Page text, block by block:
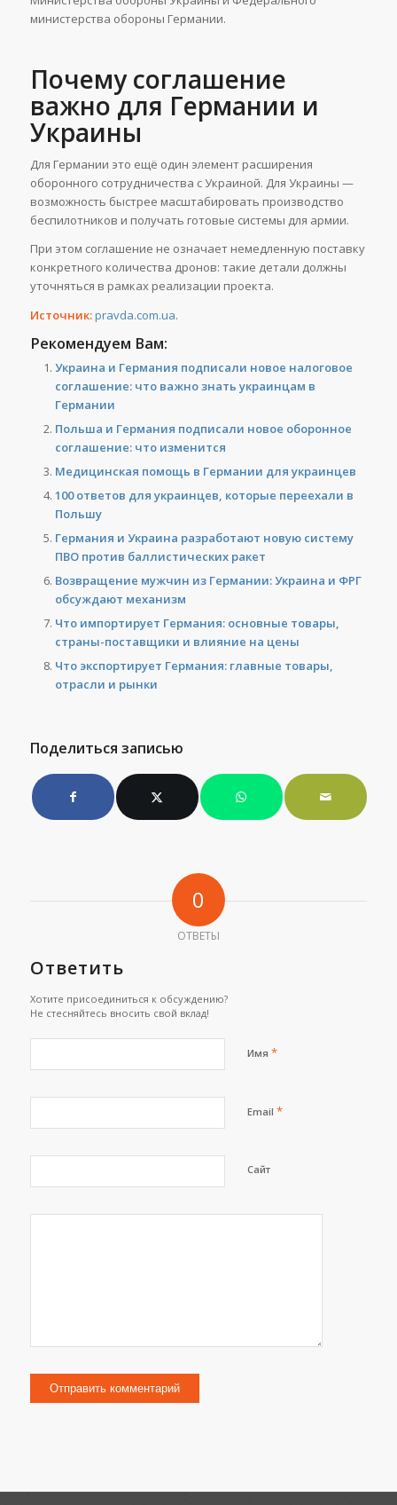
министерства обороны Германии.
Почему соглашение
важно для Германии и
Украины
Для Германии это ещё один элемент расширения
оборонного сотрудничества с Украиной. Для Украины —
возможность быстрее масштабировать производство
беспилотников и получать готовые системы для армии.
При этом соглашение не означает немедленную поставку
конкретного количества дронов: такие детали должны
уточняться в рамках реализации проекта.
Источник:pravda.com.ua.
Рекомендуем Вам:
Украина и Германия подписали новое налоговое
соглашение: что важно знать украинцам в
Германии
Польша и Германия подписали новое оборонное
соглашение: что изменится
Медицинская помощь в Германии для украинцев
100 ответов для украинцев, которые переехали в
Польшу
Германия и Украина разработают новую систему
ПВО против баллистических ракет
Возвращение мужчин из Германии: Украина и ФРГ
обсуждают механизм
Что импортирует Германия: основные товары,
страны-поставщики и влияние на цены
Что экспортирует Германия: главные товары,
отрасли и рынки
Поделиться записью
0
ОТВЕТЫ
Ответить
Хотите присоединиться к обсуждению?
Не стесняйтесь вносить свой вклад!
Имя *
Email *
Сайт